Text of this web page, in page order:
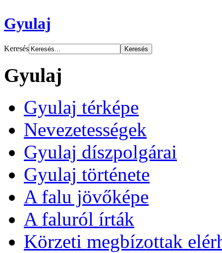
Gyulaj
Keresés
Gyulaj
Gyulaj térképe
Nevezetességek
Gyulaj díszpolgárai
Gyulaj története
A falu jövőképe
A faluról írták
Körzeti megbízottak